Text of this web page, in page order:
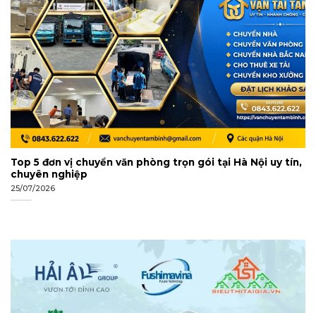
Top 5 đơn vị chuyển văn phòng trọn gói tại Hà Nội uy tín,
chuyên nghiệp
25/07/2026